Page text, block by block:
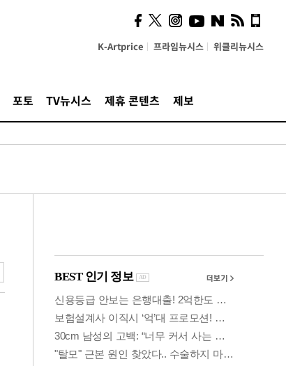
K-Artprice 프라임뉴시스 위클리뉴시스
포토 TV뉴시스 제휴 콘텐츠 제보
시, 스마트폰 액세서리에
NFC 더했다